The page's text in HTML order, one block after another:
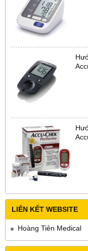
LIÊN KẾT WEBSITE
Hoàng Tiên Medical